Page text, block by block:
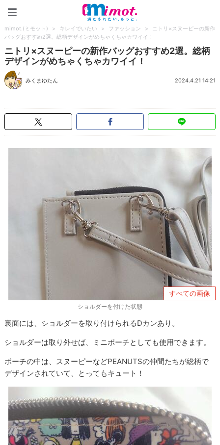
mimot.(ミモット) > キレイでいたい > ファッション >
ニトリ×スヌーピーの新作
バッグおすすめ2選。総柄デザインがめちゃくちゃカワイイ！
ニトリ×スヌーピーの新作バッグおすすめ2選。総柄
デザインがめちゃくちゃカワイイ！
みくまゆたん 2024.4.21 14:21
すべての画像
ショルダーを付けた状態
裏面には、ショルダーを取り付けられるDカンあり。
ショルダーは取り外せば、ミニポーチとしても使用できます。
ポーチの中は、スヌーピーなどPEANUTSの仲間たちが総柄で
デザインされていて、とってもキュート！